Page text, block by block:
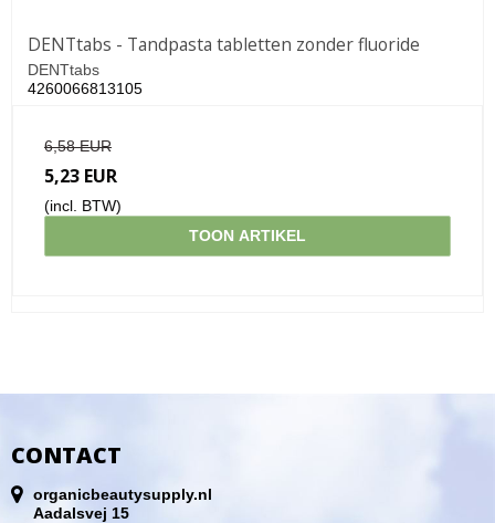
DENTtabs - Tandpasta tabletten zonder fluoride
DENTtabs
4260066813105
6,58 EUR
5,23 EUR
(incl. BTW)
TOON ARTIKEL
CONTACT
organicbeautysupply.nl
Aadalsvej 15